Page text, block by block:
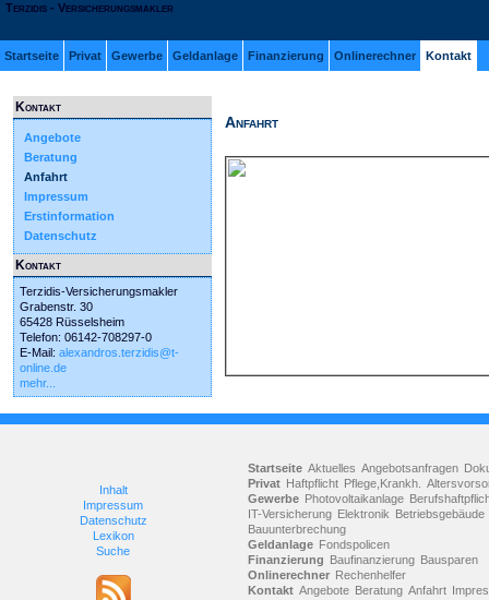
Terzidis - Versicherungsmakler
Startseite Privat Gewerbe Geldanlage Finanzierung Onlinerechner Kontakt
Kontakt
Angebote
Beratung
Anfahrt
Impressum
Erstinformation
Datenschutz
Kontakt
Terzidis-Versicherungsmakler
Grabenstr. 30
65428 Rüsselsheim
Telefon: 06142-708297-0
E-Mail: alexandros.terzidis@t-
online.de
mehr...
Anfahrt
Inhalt
Impressum
Datenschutz
Lexikon
Suche
Startseite Aktuelles Angebotsanfragen
Privat Haftpflicht Pflege,Krankh.
Gewerbe Photovoltaikanlage
IT-Versicherung Elektronik Betriebsgebäude
Bauunterbrechung
Geldanlage Fondspolicen
Finanzierung Baufinanzierung Bausparen
Onlinerechner Rechenhelfer
Kontakt Angebote Beratung Anfahrt